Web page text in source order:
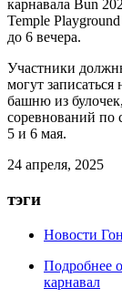
карнавала Bun
Temple
до 6 вечера.
Участники
могут
башню из булочек,
соревнований по
5 и 6 мая.
24 апреля, 2025
тэги
Новости
Подробнее
карнавал